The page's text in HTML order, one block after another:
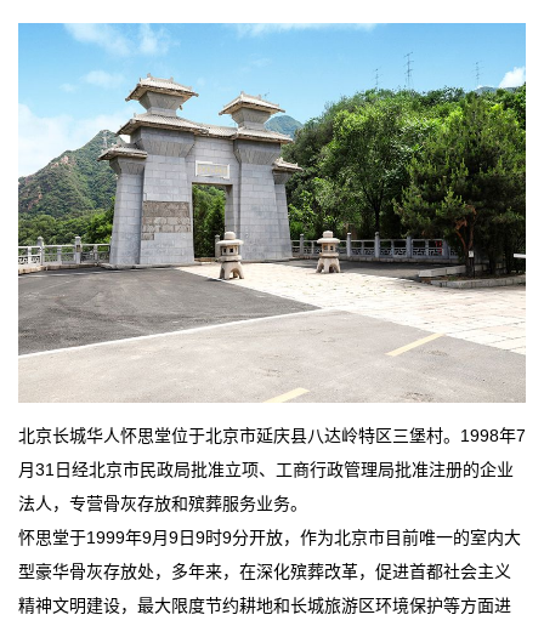
北京长城华人怀思堂位于北京市延庆县八达岭特区三堡村。1998年7
月31日经北京市民政局批准立项、工商行政管理局批准注册的企业
法人，专营骨灰存放和殡葬服务业务。
怀思堂于1999年9月9日9时9分开放，作为北京市目前唯一的室内大
型豪华骨灰存放处，多年来，在深化殡葬改革，促进首都社会主义
精神文明建设，最大限度节约耕地和长城旅游区环境保护等方面进